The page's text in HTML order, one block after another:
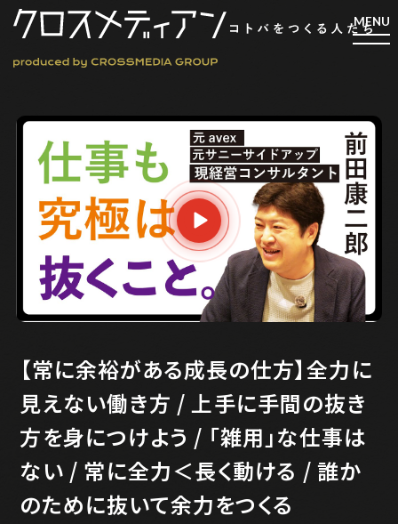
検索
マガジン
新刊ができるまで
EVENT
MY WORK
編集4.0
シンカケイコウホウ
バックオフィス
その他
動画
ビジネス・ブック・アカデミー
業界ビジネス
【常に余裕がある成長の仕方】全力に
見えない働き方 / 上手に手間の抜き
方を身につけよう / 「雑用」な仕事は
ない / 常に全力＜長く動ける / 誰か
のために抜いて余力をつくる